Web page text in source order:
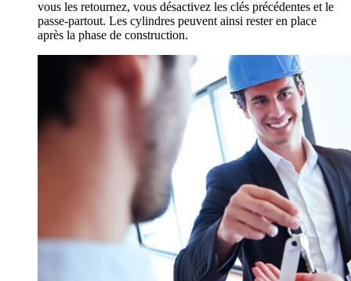
vous les retournez, vous désactivez les clés précédentes et le
passe-partout. Les cylindres peuvent ainsi rester en place
après la phase de construction.